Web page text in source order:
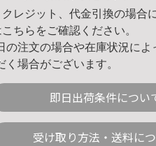
レジット、代金引換の場合
こちら をご確認ください。
注文の場合や在庫状況によ
く場合がございます。
即日出荷条件につい
受け取り方法・送料に